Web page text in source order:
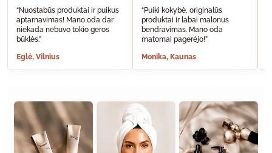
“Nuostabūs produktai ir puikus
aptarnavimas! Mano oda dar
niekada nebuvo tokio geros
būklės.”
Eglė, Vilnius
“Puiki kokybė, originalūs
produktai ir labai malonus
bendravimas. Mano oda
matomai pagerėjo!”
Monika, Kaunas